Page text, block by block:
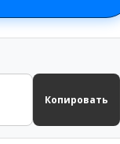
Копировать